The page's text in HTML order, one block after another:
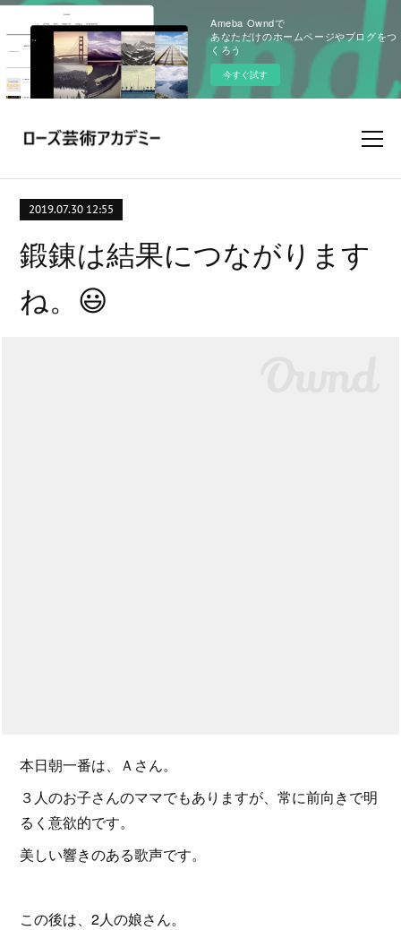
Ameba Owndで
あなただけのホームページやブログをつ
くろう
今すぐ試す
2019.07.30 12:55
鍛錬は結果につながります
ね。😃
本日朝一番は、Ａさん。
３人のお子さんのママでもありますが、常に前向きで明
るく意欲的です。
美しい響きのある歌声です。
この後は、2人の娘さん。